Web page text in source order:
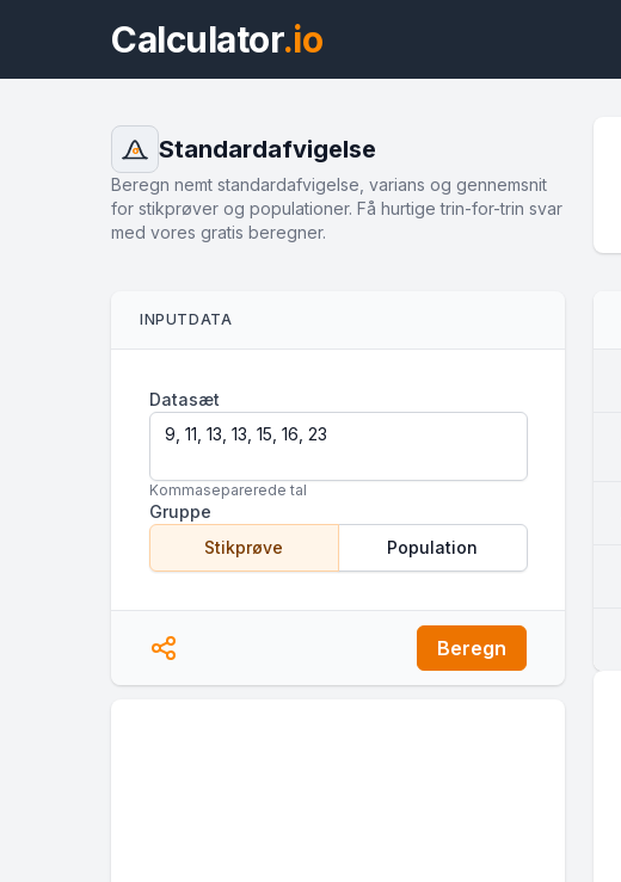
Calculator.io
σ Standardafvigelse
Beregn nemt standardafvigelse, varians og gennemsnit
for stikprøver og populationer. Få hurtige trin-for-trin svar
med vores gratis beregner.
INPUTDATA
Datasæt
Kommaseparerede tal
Gruppe
Stikprøve
Population
Beregn